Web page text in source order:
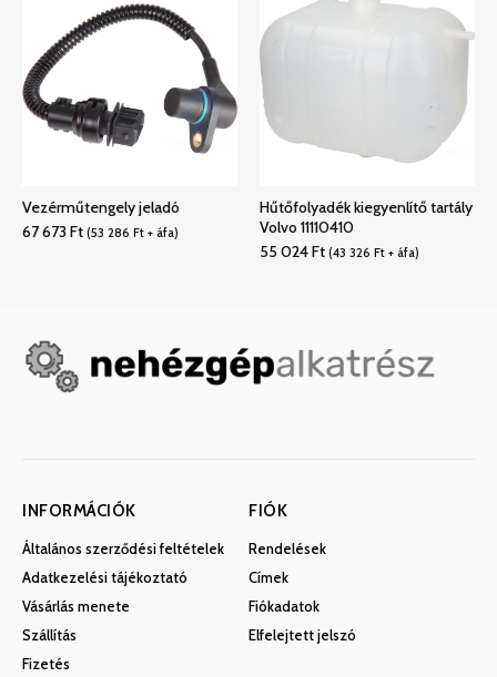
Vezérműtengely jeladó
67 673Ft (53 286 Ft + áfa)
Hűtőfolyadék kiegyenlítő tartály
Volvo 11110410
55 024Ft (43 326 Ft + áfa)
INFORMÁCIÓK
Általános szerződési feltételek
Adatkezelési tájékoztató
Vásárlás menete
Szállítás
Fizetés
FIÓK
Rendelések
Címek
Fiókadatok
Elfelejtett jelszó